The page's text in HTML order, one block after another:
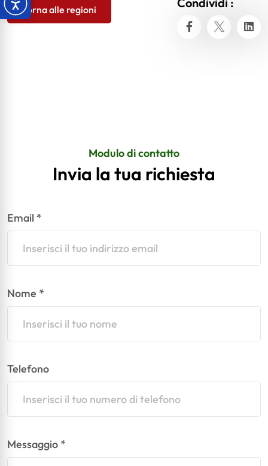
Torna alle regioni
Modulo di contatto
Invia la tua richiesta
Email *
Nome *
Telefono
Messaggio *